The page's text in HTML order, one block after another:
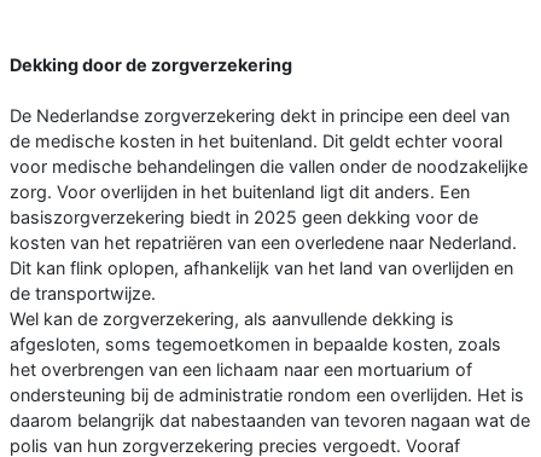
Dekking door de zorgverzekering
De Nederlandse zorgverzekering dekt in principe een deel van
de medische kosten in het buitenland. Dit geldt echter vooral
voor medische behandelingen die vallen onder de noodzakelijke
zorg. Voor overlijden in het buitenland ligt dit anders. Een
basiszorgverzekering biedt in 2025 geen dekking voor de
kosten van het repatriëren van een overledene naar Nederland.
Dit kan flink oplopen, afhankelijk van het land van overlijden en
de transportwijze.
Wel kan de zorgverzekering, als aanvullende dekking is
afgesloten, soms tegemoetkomen in bepaalde kosten, zoals
het overbrengen van een lichaam naar een mortuarium of
ondersteuning bij de administratie rondom een overlijden. Het is
daarom belangrijk dat nabestaanden van tevoren nagaan wat de
polis van hun zorgverzekering precies vergoedt. Vooraf